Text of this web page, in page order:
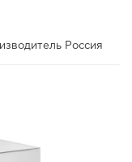
Россия